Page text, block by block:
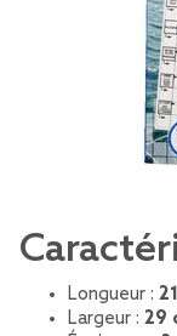
Longueur :
Largeur : 29